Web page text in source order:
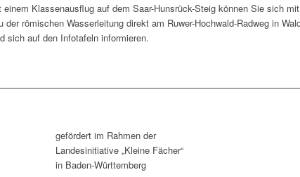
einem Klassenausflug auf dem Saar-Hunsrück-Steig können Sie sich
der römischen Wasserleitung direkt am Ruwer-Hochwald-Radweg in
sich auf den Infotafeln informieren.
gefördert im Rahmen der
Landesinitiative „Kleine Fächer“
in Baden-Württemberg